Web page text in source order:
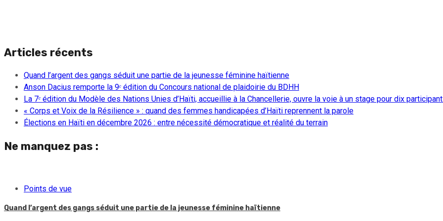
Articles récents
Quand l’argent des gangs séduit une partie de la jeunesse féminine haïtienne
Anson Dacius remporte la 9ᵉ édition du Concours national de plaidoirie du BDHH
La 7ᵉ édition du Modèle des Nations Unies d’Haïti, accueillie à la Chancellerie, ouvre la voie à un stage pour dix
« Corps et Voix de la Résilience » : quand des femmes handicapées d’Haïti reprennent la parole
Élections en Haïti en décembre 2026 : entre nécessité démocratique et réalité du terrain
Ne manquez pas :
Points de vue
Quand l’argent des gangs séduit une partie de la jeunesse féminine haïtienne